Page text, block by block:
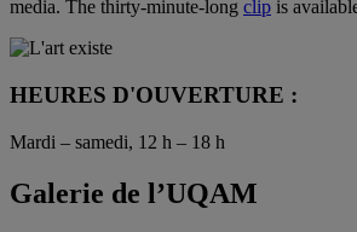
media. The thirty-minute-long clip is
HEURES D'OUVERTURE :
Mardi – samedi, 12 h – 18 h
Galerie de l’UQAM